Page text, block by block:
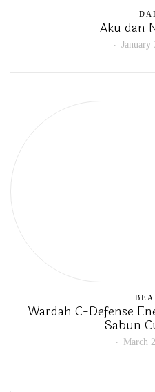
Aku dan
January
Wardah C-Defense
Sabun
March